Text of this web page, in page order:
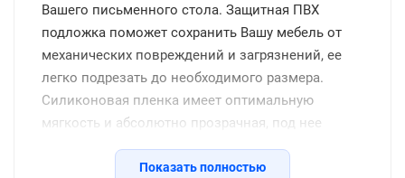
Вашего письменного стола. Защитная ПВХ
подложка поможет сохранить Вашу мебель от
механических повреждений и загрязнений, ее
легко подрезать до необходимого размера.
Силиконовая пленка имеет оптимальную
мягкость и абсолютно прозрачная, под нее
удобно разместить заметки, что увеличивает
комфорт при письме. Защитный коврик
Показать полностью